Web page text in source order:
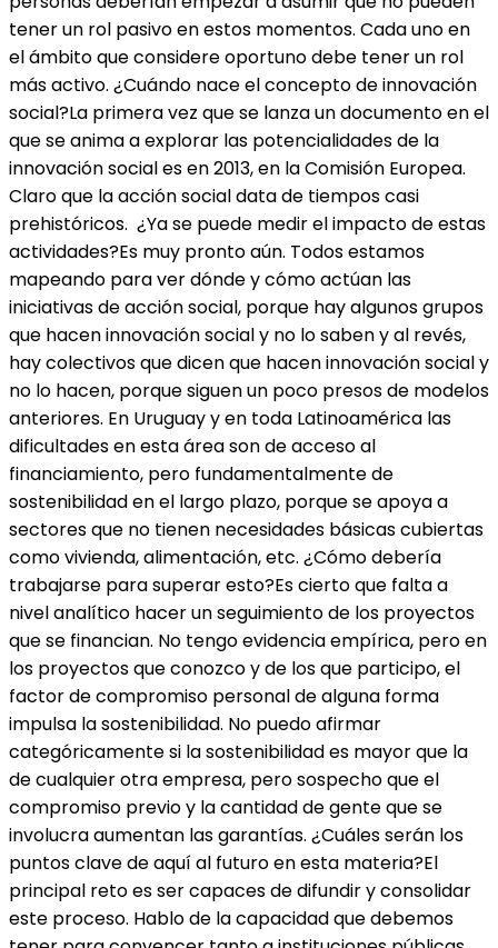
tener un rol pasivo en estos momentos. Cada uno en
el ámbito que considere oportuno debe tener un rol
más activo. ¿Cuándo nace el concepto de innovación
social?La primera vez que se lanza un documento en el
que se anima a explorar las potencialidades de la
innovación social es en 2013, en la Comisión Europea.
Claro que la acción social data de tiempos casi
prehistóricos. ¿Ya se puede medir el impacto de estas
actividades?Es muy pronto aún. Todos estamos
mapeando para ver dónde y cómo actúan las
iniciativas de acción social, porque hay algunos grupos
que hacen innovación social y no lo saben y al revés,
hay colectivos que dicen que hacen innovación social y
no lo hacen, porque siguen un poco presos de modelos
anteriores. En Uruguay y en toda Latinoamérica las
dificultades en esta área son de acceso al
financiamiento, pero fundamentalmente de
sostenibilidad en el largo plazo, porque se apoya a
sectores que no tienen necesidades básicas cubiertas
como vivienda, alimentación, etc. ¿Cómo debería
trabajarse para superar esto?Es cierto que falta a
nivel analítico hacer un seguimiento de los proyectos
que se financian. No tengo evidencia empírica, pero en
los proyectos que conozco y de los que participo, el
factor de compromiso personal de alguna forma
impulsa la sostenibilidad. No puedo afirmar
categóricamente si la sostenibilidad es mayor que la
de cualquier otra empresa, pero sospecho que el
compromiso previo y la cantidad de gente que se
involucra aumentan las garantías. ¿Cuáles serán los
puntos clave de aquí al futuro en esta materia?El
principal reto es ser capaces de difundir y consolidar
este proceso. Hablo de la capacidad que debemos